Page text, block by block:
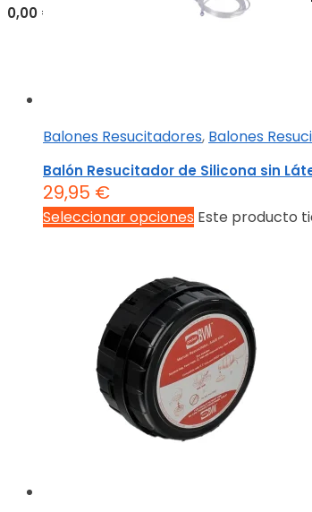
0,00 €
Balones Resucitadores, Balones
Balón Resucitador de Silicona sin
29,95 €
Seleccionar opciones Este producto